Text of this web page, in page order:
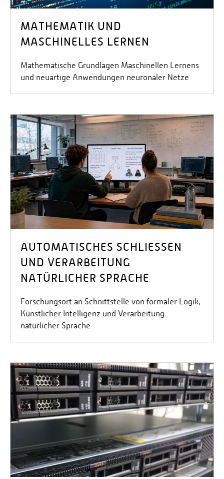
MATHEMATIK UND
MASCHINELLES LERNEN
Mathematische Grundlagen Maschinellen Lernens
und neuartige Anwendungen neuronaler Netze
AUTOMATISCHES SCHLIESSEN U
ND VERARBEITUNG N
ATÜRLICHER SPRACHE
Forschungsort an Schnittstelle von formaler Logik,
Künstlicher Intelligenz und Verarbeitung
natürlicher Sprache